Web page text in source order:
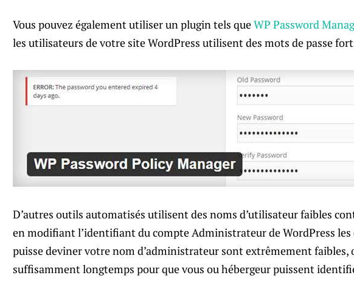
Vous pouvez également utiliser un plugin tels queWP Password
les utilisateurs de votre site WordPress utilisent des mots de passe
D’autres outils automatisés utilisent des noms d’utilisateur faibles
en modifiant l’identifiant du compte Administrateur de WordPress les
puisse deviner votre nom d’administrateur sont extrêmement faibles,
suffisamment longtemps pour que vous ou hébergeur puissent